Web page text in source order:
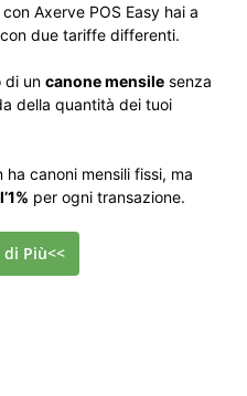
Axerve POS Easy hai a
due tariffe differenti.
di un canone mensile senza
della quantità dei tuoi
canoni mensili fissi, ma
per ogni transazione.
di Più<<